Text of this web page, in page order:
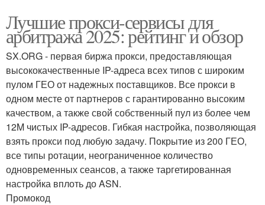
Лучшие прокси-сервисы для
арбитража 2025: рейтинг и обзор
SX.ORG - первая биржа прокси, предоставляющая
высококачественные IP-адреса всех типов с широким
пулом ГЕО от надежных поставщиков. Все прокси в
одном месте от партнеров с гарантированно высоким
качеством, а также свой собственный пул из более чем
12M чистых IP-адресов. Гибкая настройка, позволяющая
взять прокси под любую задачу. Покрытие из 200 ГЕО,
все типы ротации, неограниченное количество
одновременных сеансов, а также таргетированная
настройка вплоть до ASN.
Промокод